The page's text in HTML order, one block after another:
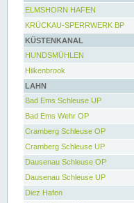
ELMSHORN HAFEN
KRÜCKAU-SPERRWERK BP
KÜSTENKANAL
HUNDSMÜHLEN
Hilkenbrook
LAHN
Bad Ems Schleuse UP
Bad Ems Wehr OP
Cramberg Schleuse OP
Cramberg Schleuse UP
Dausenau Schleuse OP
Dausenau Schleuse UP
Diez Hafen